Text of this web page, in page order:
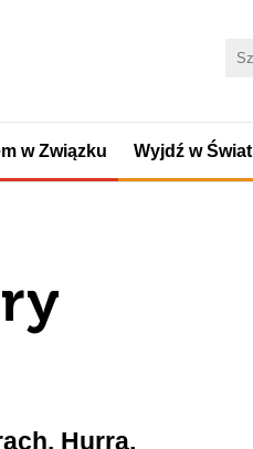
w Związku Wyjdź w Świat
Hurra,